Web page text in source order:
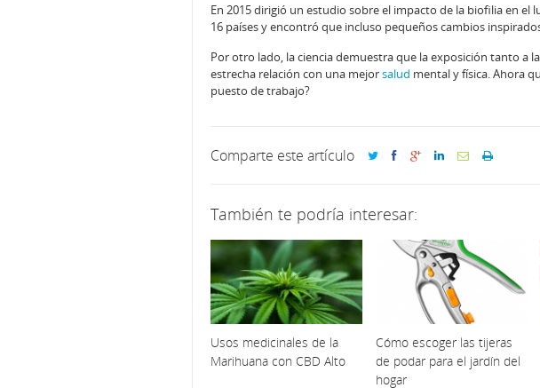
En 2015 dirigió un estudio sobre el impacto de la biofilia en el
16 países y encontró que incluso pequeños cambios
Por otro lado, la ciencia demuestra que la exposición tanto a
estrecha relación con una mejorsalud mental y física. Ahora
puesto de trabajo?
Comparte este artículo
También te podría interesar:
Usos medicinales de la
Marihuana con CBD Alto
Cómo escoger las tijeras
de podar para el jardín del
hogar